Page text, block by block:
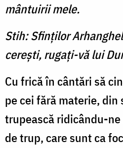
mântuirii mele.
Stih: Sfinţilor
cereşti, rugaţi-vă lui
Cu frică în cântări să
pe cei fără materie, din
trupească ridicându-
de trup, care sunt ca